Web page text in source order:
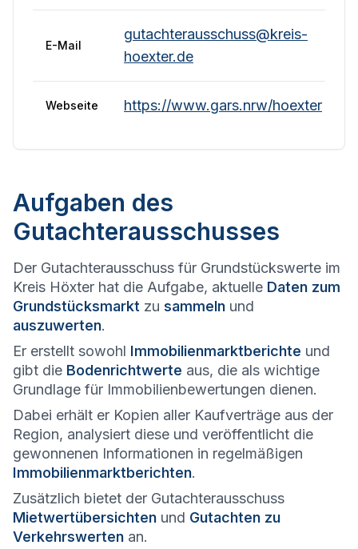
E-Mail
gutachterausschuss@kreis-
hoexter.de
Webseite https://www.gars.nrw/hoexter
Aufgaben des
Gutachterausschusses
Der Gutachterausschuss für Grundstückswerte im
Kreis Höxter hat die Aufgabe, aktuelle Daten zum
Grundstücksmarkt zu sammeln und
auszuwerten.
Er erstellt sowohl Immobilienmarktberichte und
gibt die Bodenrichtwerte aus, die als wichtige
Grundlage für Immobilienbewertungen dienen.
Dabei erhält er Kopien aller Kaufverträge aus der
Region, analysiert diese und veröffentlicht die
gewonnenen Informationen in regelmäßigen
Immobilienmarktberichten.
Zusätzlich bietet der Gutachterausschuss
Mietwertübersichten und Gutachten zu
Verkehrswerten an.